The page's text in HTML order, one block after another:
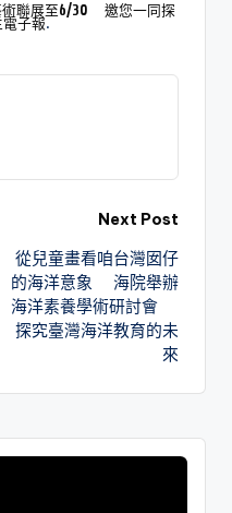
術聯展至6/30 邀您一同探
電子報.
Next Post
從兒童畫看咱台灣囡仔
的海洋意象 海院舉辦
海洋素養學術研討會
探究臺灣海洋教育的未
來